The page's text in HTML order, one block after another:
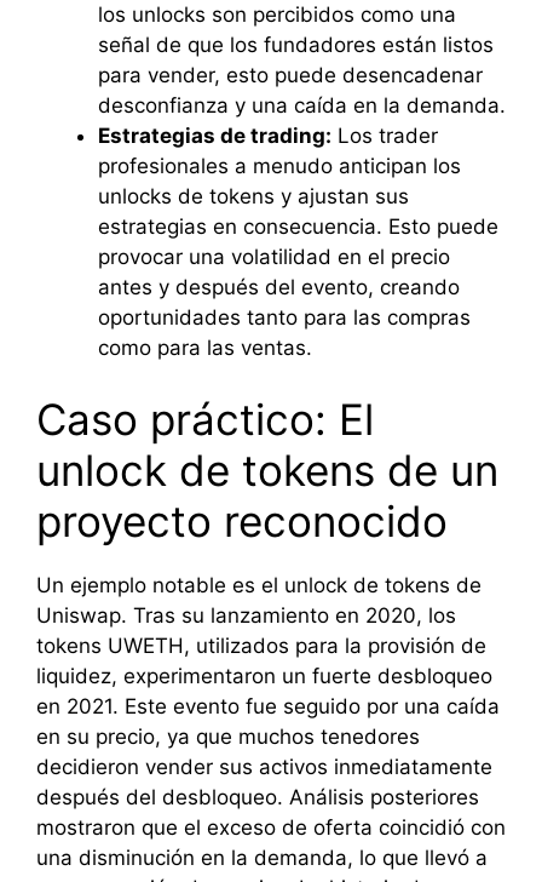
los unlocks son percibidos como una
señal de que los fundadores están listos
para vender, esto puede desencadenar
desconfianza y una caída en la demanda.
Estrategias de trading: Los trader
profesionales a menudo anticipan los
unlocks de tokens y ajustan sus
estrategias en consecuencia. Esto puede
provocar una volatilidad en el precio
antes y después del evento, creando
oportunidades tanto para las compras
como para las ventas.
Caso práctico: El
unlock de tokens de un
proyecto reconocido
Un ejemplo notable es el unlock de tokens de
Uniswap. Tras su lanzamiento en 2020, los
tokens UWETH, utilizados para la provisión de
liquidez, experimentaron un fuerte desbloqueo
en 2021. Este evento fue seguido por una caída
en su precio, ya que muchos tenedores
decidieron vender sus activos inmediatamente
después del desbloqueo. Análisis posteriores
mostraron que el exceso de oferta coincidió con
una disminución en la demanda, lo que llevó a